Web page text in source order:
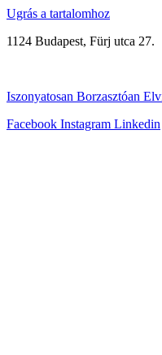
Ugrás a tartalomhoz
1124 Budapest, Fürj utca 27.
Iszonyatosan Borzasztóan
Facebook Instagram Linkedin